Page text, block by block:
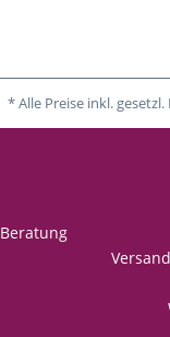
* Alle Preise inkl.